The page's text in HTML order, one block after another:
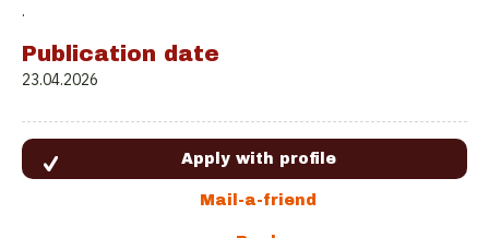
.
Publication date
23.04.2026